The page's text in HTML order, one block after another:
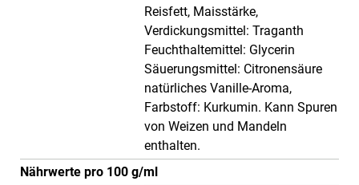
Reisfett, Maisstärke,
Verdickungsmittel: Traganth
Feuchthaltemittel: Glycerin
Säuerungsmittel: Citronensäure
natürliches Vanille-Aroma,
Farbstoff: Kurkumin. Kann Spuren
von Weizen und Mandeln
enthalten.
Nährwerte pro 100 g/ml